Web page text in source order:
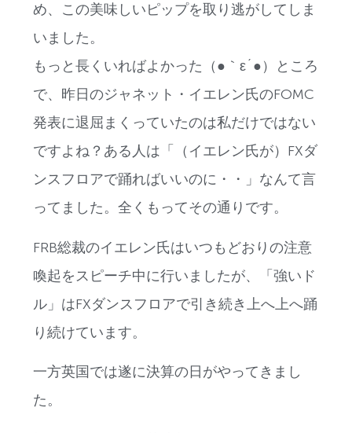
め、この美味しいピップを取り逃がしてしま
いました。
もっと長くいればよかった（●｀ε´●）ところ
で、昨日のジャネット・イエレン氏のFOMC
発表に退屈まくっていたのは私だけではない
ですよね？ある人は「（イエレン氏が）FXダ
ンスフロアで踊ればいいのに・・」なんて言
ってました。全くもってその通りです。
FRB総裁のイエレン氏はいつもどおりの注意
喚起をスピーチ中に行いましたが、「強いド
ル」はFXダンスフロアで引き続き上へ上へ踊
り続けています。
一方英国では遂に決算の日がやってきまし
た。